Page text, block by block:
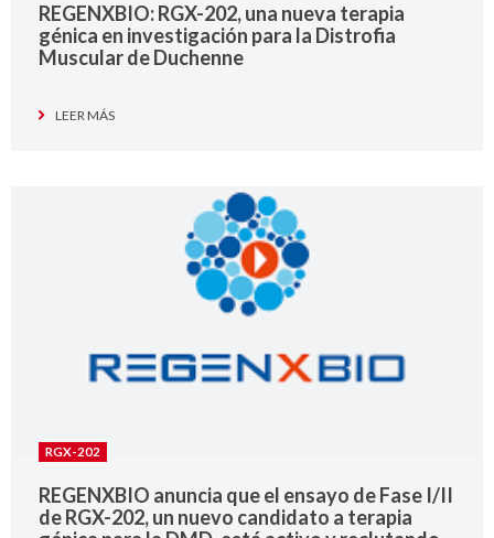
REGENXBIO: RGX-202, una nueva terapia
génica en investigación para la Distrofia
Muscular de Duchenne
LEER MÁS
RGX-202
REGENXBIO anuncia que el ensayo de Fase I/II
de RGX-202, un nuevo candidato a terapia